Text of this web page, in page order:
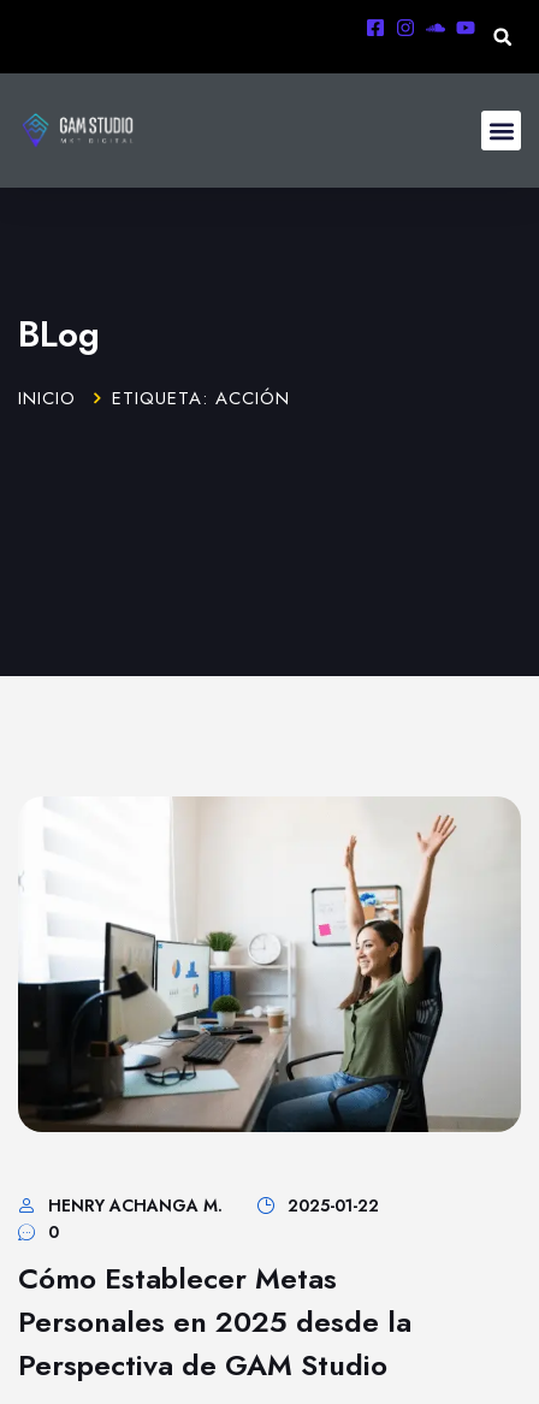
BLog
INICIO ETIQUETA: ACCIÓN
HENRY ACHANGA M.
2025-01-22
0
Cómo Establecer Metas
Personales en 2025 desde la
Perspectiva de GAM Studio